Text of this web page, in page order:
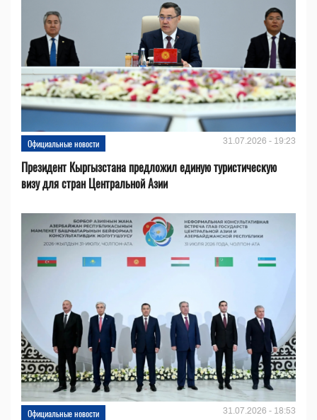
Официальные новости 31.07.2026 - 19:23
Президент Кыргызстана предложил единую туристическую
визу для стран Центральной Азии
Официальные новости 31.07.2026 - 18:53